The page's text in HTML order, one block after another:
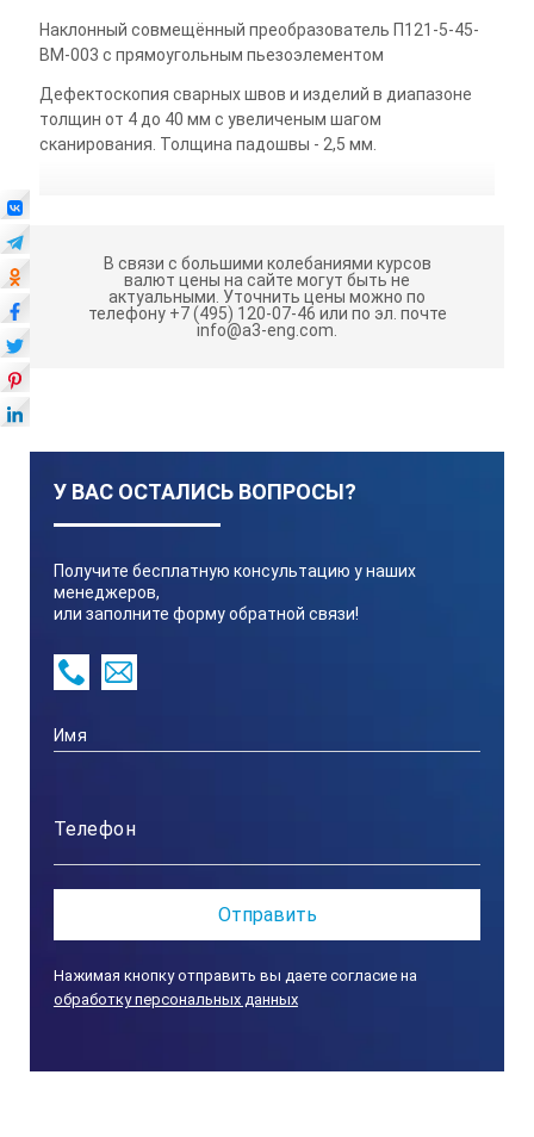
Наклонный совмещённый преобразователь П121-5-45-
ВМ-003 с прямоугольным пьезоэлементом
Дефектоскопия сварных швов и изделий в диапазоне
толщин от 4 до 40 мм с увеличеным шагом
сканирования. Толщина падошвы - 2,5 мм.
В связи с большими колебаниями курсов
валют цены на сайте могут быть не
актуальными. Уточнить цены можно по
телефону +7 (495) 120-07-46 или по эл. почте
info@a3-eng.com.
У ВАС ОСТАЛИСЬ ВОПРОСЫ?
Получите бесплатную консультацию у наших
менеджеров,
или заполните форму обратной связи!
Нажимая кнопку отправить вы даете согласие на
обработку персональных данных